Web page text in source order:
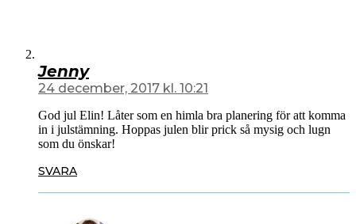
Jenny
24 december, 2017 kl. 10:21
God jul Elin! Låter som en himla bra planering för att komma
in i julstämning. Hoppas julen blir prick så mysig och lugn
som du önskar!
SVARA